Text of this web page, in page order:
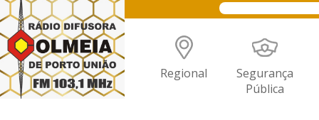
Regional Segurança
Pública